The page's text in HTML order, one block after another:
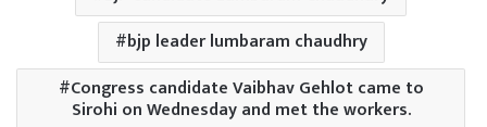
bjp leader lumbaram chaudhry
Congress candidate Vaibhav Gehlot came to
Sirohi on Wednesday and met the workers.